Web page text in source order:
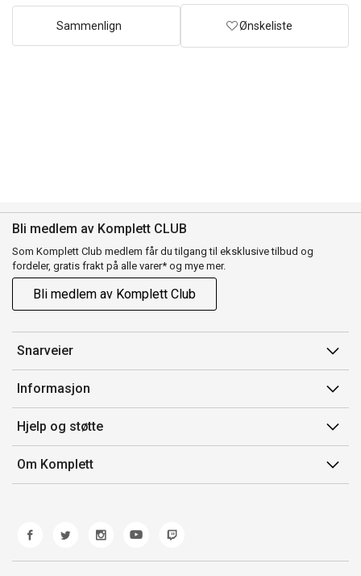
Sammenlign Ønskeliste
Bli medlem av Komplett CLUB
Som Komplett Club medlem får du tilgang til eksklusive tilbud og
fordeler, gratis frakt på alle varer* og mye mer.
Bli medlem av Komplett Club
Snarveier
Min side
Ordreoversikt
Flex
Komplett Club
Informasjon
Salgsbetingelser
Medlemsvilkår for Komplett Club
Merker/produsent
Hjelp og støtte
Kontakt oss
Kundeservice
Retur
Reklamasjon og garanti
Om Komplett